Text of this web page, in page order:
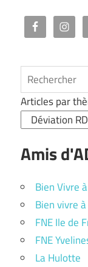
Rechercher
Articles par
Amis
Bien Vivre
Bien vivre
FNE Ile de
FNE
La Hulotte